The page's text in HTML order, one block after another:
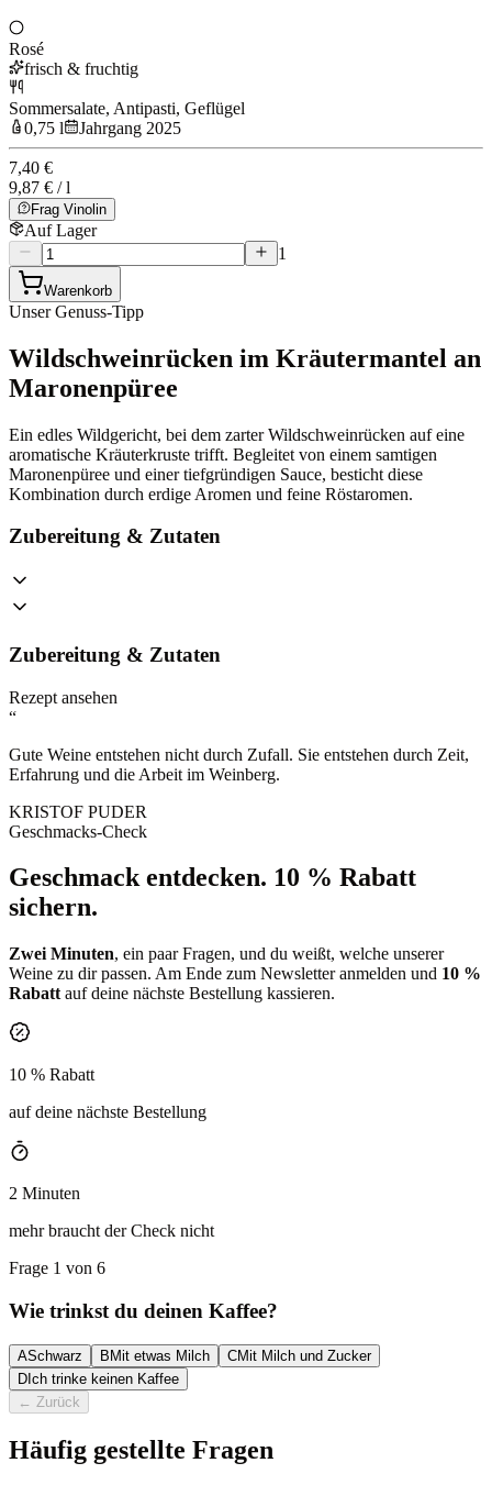
Rosé
frisch & fruchtig
Sommersalate, Antipasti, Geflügel
0,75 l
Jahrgang 2025
7,40 €
9,87 € / l
Frag Vinolin
Auf Lager
1
Warenkorb
Unser Genuss-Tipp
Wildschweinrücken im Kräutermantel an
Maronenpüree
Ein edles Wildgericht, bei dem zarter Wildschweinrücken auf eine
aromatische Kräuterkruste trifft. Begleitet von einem samtigen
Maronenpüree und einer tiefgründigen Sauce, besticht diese
Kombination durch erdige Aromen und feine Röstaromen.
Zubereitung & Zutaten
Zubereitung & Zutaten
Rezept ansehen
“
Gute Weine entstehen nicht durch Zufall. Sie entstehen durch Zeit,
Erfahrung und die Arbeit im Weinberg.
KRISTOF PUDER
Geschmacks-Check
Geschmack entdecken. 10 % Rabatt
sichern.
Zwei Minuten, ein paar Fragen, und du weißt, welche unserer
Weine zu dir passen. Am Ende zum Newsletter anmelden und 10 %
Rabatt auf deine nächste Bestellung kassieren.
10 % Rabatt
auf deine nächste Bestellung
2 Minuten
mehr braucht der Check nicht
Frage 1 von 6
Wie trinkst du deinen Kaffee?
ASchwarz B Mit etwas Milch CMit Milch und Zucker
D Ich trinke keinen Kaffee
← Zurück
Häufig gestellte Fragen